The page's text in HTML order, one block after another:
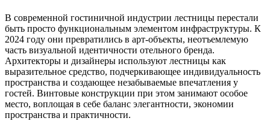
В современной гостиничной индустрии лестницы перестали
быть просто функциональным элементом инфраструктуры. К
2024 году они превратились в арт-объекты, неотъемлемую
часть визуальной идентичности отельного бренда.
Архитекторы и дизайнеры используют лестницы как
выразительное средство, подчеркивающее индивидуальность
пространства и создающее незабываемые впечатления у
гостей. Винтовые конструкции при этом занимают особое
место, воплощая в себе баланс элегантности, экономии
пространства и практичности.